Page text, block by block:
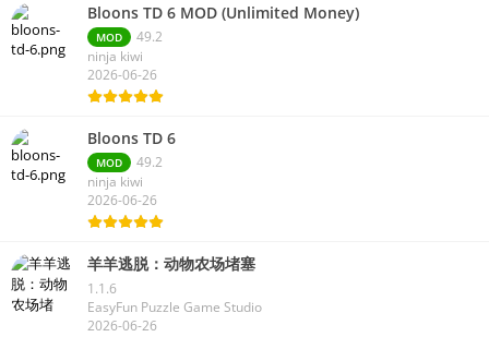
Bloons TD 6 MOD (Unlimited Money)
MOD
49.2
ninja kiwi
2026-06-26
Bloons TD 6
MOD
49.2
ninja kiwi
2026-06-26
羊羊逃脱：动物农场堵塞
1.1.6
EasyFun Puzzle Game Studio
2026-06-26